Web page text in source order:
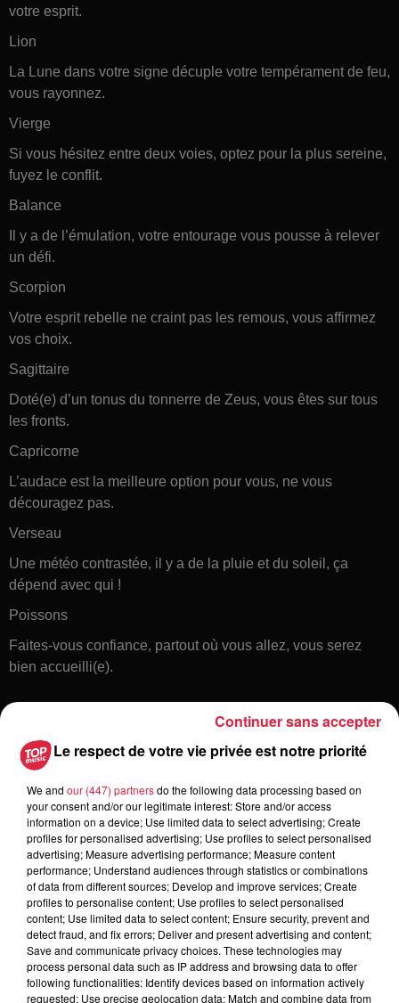
votre esprit.
Lion
La Lune dans votre signe décuple votre tempérament de feu,
vous rayonnez.
Vierge
Si vous hésitez entre deux voies, optez pour la plus sereine,
fuyez le conflit.
Balance
Il y a de l’émulation, votre entourage vous pousse à relever
un défi.
Scorpion
Votre esprit rebelle ne craint pas les remous, vous affirmez
vos choix.
Sagittaire
Doté(e) d’un tonus du tonnerre de Zeus, vous êtes sur tous
les fronts.
Capricorne
L’audace est la meilleure option pour vous, ne vous
découragez pas.
Verseau
Une météo contrastée, il y a de la pluie et du soleil, ça
dépend avec qui !
Poissons
Faites-vous confiance, partout où vous allez, vous serez
bien accueilli(e).
Toute l'actu
6 août 2026
À Hoerdt, de l’eau brune sort des
robinets
Le respect de votre vie privée est notre priorité
We and our (447) partnersdo the following data processing based on
your consent and/or our legitimate interest: Store and/or access
information on a device; Use limited data to select advertising; Create
profiles for personalised advertising; Use profiles to select personalised
advertising; Measure advertising performance; Measure content
performance; Understand audiences through statistics or combinations
of data from different sources; Develop and improve services; Create
profiles to personalise content; Use profiles to select personalised
content; Use limited data to select content; Ensure security, prevent and
detect fraud, and fix errors; Deliver and present advertising and content;
Save and communicate privacy choices. These technologies may
process personal data such as IP address and browsing data to offer
following functionalities: Identify devices based on information actively
requested; Use precise geolocation data; Match and combine data from
Continuer sans accepter